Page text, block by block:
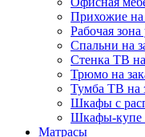
Прихожие на
Рабочая зона
Спальни на
Стенка ТВ на
Трюмо на
Тумба ТВ на
Шкафы с
Шкафы-купе
Матрасы